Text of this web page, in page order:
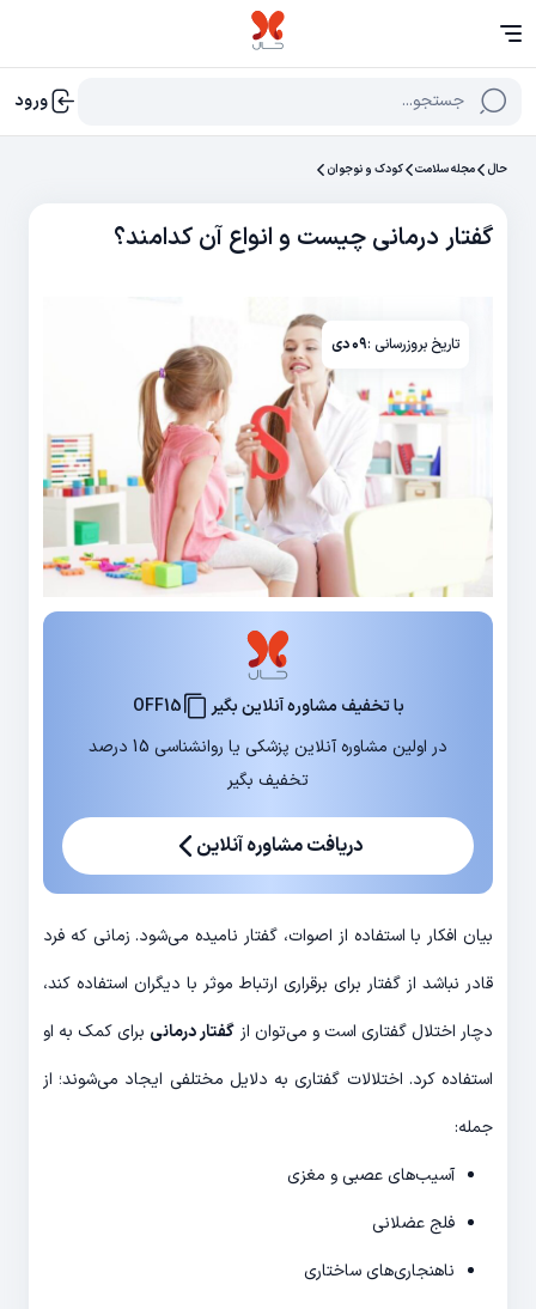
جستجو... ورود
حال مجله سلامت کودک و نوجوان
گفتار درمانی چیست و انواع آن کدامند؟
تاریخ بروزرسانی :۰۹ دی
با تخفیف مشاوره آنلاین بگیر
OFF15
در اولین مشاوره آنلاین پزشکی یا روانشناسی 15 درصد
تخفیف بگیر
دریافت مشاوره آنلاین
بیان افکار با استفاده از اصوات، گفتار نامیده می‌شود. زمانی که فرد
قادر نباشد از گفتار برای برقراری ارتباط موثر با دیگران استفاده کند،
دچار اختلال گفتاری است و می‌توان از گفتار درمانی برای کمک به او
استفاده کرد. اختلالات گفتاری به دلایل مختلفی ایجاد می‌شوند؛ از
جمله:
آسیب‌های عصبی و مغزی
فلج عضلانی
ناهنجاری‌های ساختاری